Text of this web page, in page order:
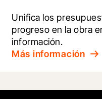
Unifica los
progreso en la obra
información.
Más información